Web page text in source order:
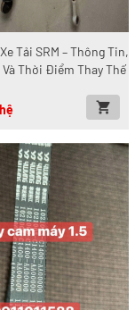
Tải SRM – Thông Tin,
Và Thời Điểm Thay Thế